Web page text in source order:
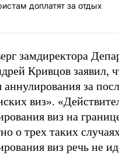
доплатят за отдых
замдиректора
Кривцов заявил,
аннулирования за
виз».
виз на
о трех таких
виз речь не